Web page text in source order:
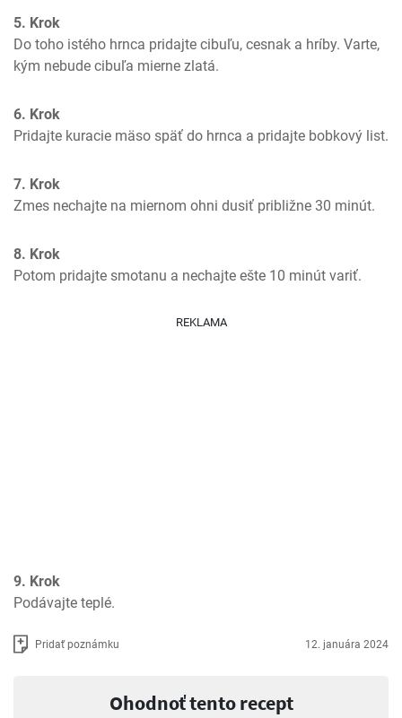
5. Krok
Do toho istého hrnca pridajte cibuľu, cesnak a hríby. Varte,
kým nebude cibuľa mierne zlatá.
6. Krok
Pridajte kuracie mäso späť do hrnca a pridajte bobkový list.
7. Krok
Zmes nechajte na miernom ohni dusiť približne 30 minút.
8. Krok
Potom pridajte smotanu a nechajte ešte 10 minút variť.
REKLAMA
9. Krok
Podávajte teplé.
Pridať poznámku 12. januára 2024
Ohodnoť tento recept